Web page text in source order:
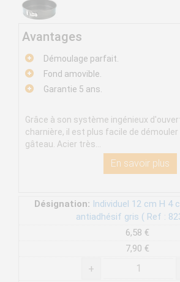
Avantages
Démoulage parfait.
Fond amovible.
Garantie 5 ans.
Grâce à son système ingénieux
charnière, il est plus facile de
gâteau. Acier très...
En savoir plus
Désignation: Individuel 12 cm H 4
antiadhésif gris ( Ref :
6,58 €
7,90 €
+